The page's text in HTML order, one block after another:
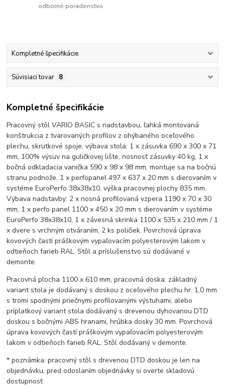
odborné poradenstvo
Kompletné špecifikácie
Súvisiaci tovar 8
Kompletné špecifikácie
Pracovný stôl VARIO BASIC s nadstavbou, ľahká montovaná
konštrukcia z tvarovaných profilov z ohýbaného oceľového
plechu, skrutkové spoje, výbava stola: 1 x zásuvka 690 x 300 x 71
mm, 100% výsuv na guličkovej lište, nosnosť zásuvky 40 kg, 1 x
bočná odkladacia vanička 590 x 98 x 98 mm, montuje sa na bočnú
stranu podnože, 1 x perfopanel 497 x 637 x 20 mm s dierovaním v
systéme EuroPerfo 38x38x10, výška pracovnej plochy 835 mm.
Výbava nadstavby: 2 x nosná profilovaná vzpera 1190 x 70 x 30
mm, 1 x perfo panel 1100 x 450 x 20 mm s dierovaním v systéme
EuroPerfo 38x38x10, 1 x závesná skrinka 1100 x 535 x 210 mm / 1
x dvere s vrchným otváraním, 2 ks poličiek. Povrchová úprava
kovových častí práškovým vypaľovacím polyesterovým lakom v
odtieňoch farieb RAL. Stôl a príslušenstvo sú dodávané v
demonte.
Pracovná plocha 1100 x 610 mm, pracovná doska: základný
variant stola je dodávaný s doskou z oceľového plechu hr. 1,0 mm
s tromi spodnými priečnymi profilovanými výstuhami, alebo
príplatkový variant stola dodávaný s drevenou dyhovanou DTD
doskou s bočnými ABS hranami, hrúbka dosky 30 mm. Povrchová
úprava kovových častí práškovým vypaľovacím polyesterovým
lakom v odtieňoch farieb RAL. Stôl dodávaný v demonte.
* poznámka: pracovný stôl s drevenou DTD doskou je len na
objednávku, pred odoslaním objednávky si overte skladovú
dostupnosť